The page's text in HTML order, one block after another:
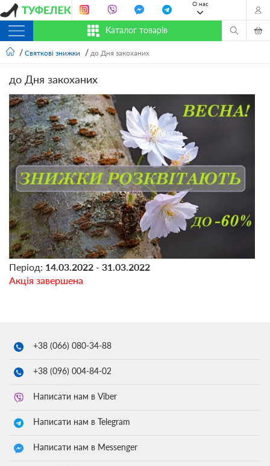
О нас
Каталог товарів
Святкові знижки до Дня закоханих
до Дня закоханих
Період: 14.03.2022 - 31.03.2022
Акція завершена
+38 (066) 080-34-88
+38 (096) 004-84-02
Написати нам в Viber
Написати нам в Telegram
Написати нам в Messenger